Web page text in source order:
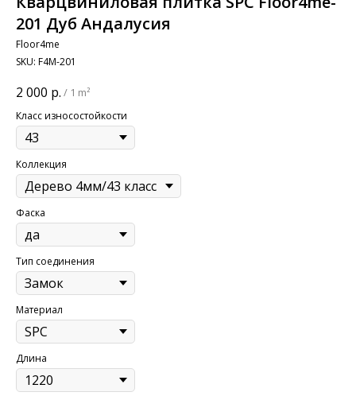
201 Дуб Андалусия
Floor4me
SKU: F4M-201
2 000 р. / 1 m²
Класс износостойкости
Коллекция
Фаска
Тип соединения
Материал
Длина